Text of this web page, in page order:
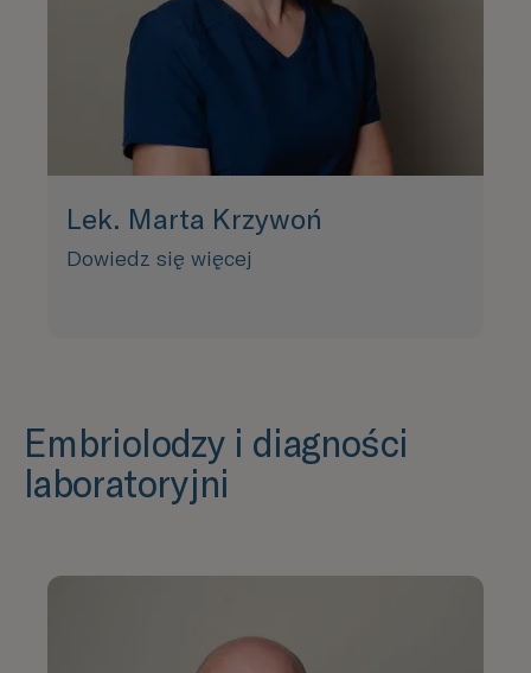
Lek. Marta Krzywoń
Dowiedz się więcej
Embriolodzy i diagności
laboratoryjni